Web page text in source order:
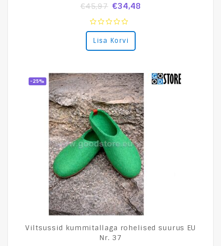
€45,97 €34,48
0
out
of
Lisa Korvi
-25%
Viltsussid kummitallaga rohelised suurus EU
Nr. 37